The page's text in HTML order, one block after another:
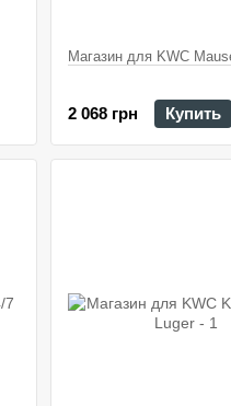
Магазин для KWC
2 068 грн Купить